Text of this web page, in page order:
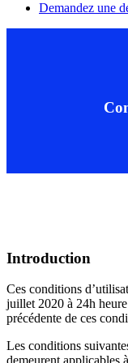
Demandez une
Introduction
Ces conditions
juillet 2020 à 24h
précédente de ces
Les conditions